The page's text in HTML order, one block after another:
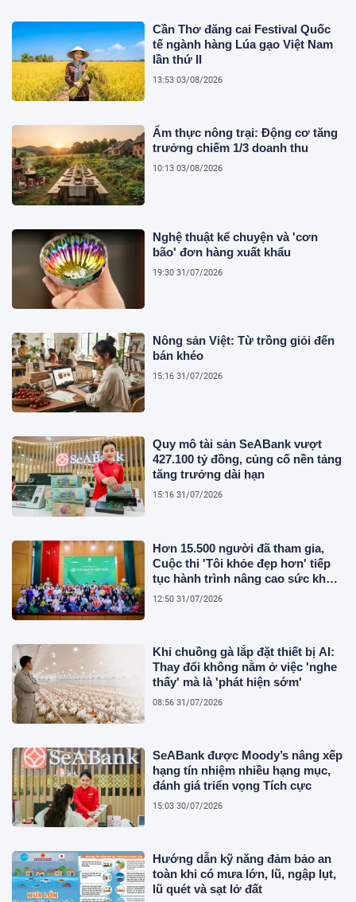
Cần Thơ đăng cai Festival Quốc
tế ngành hàng Lúa gạo Việt Nam
lần thứ II
13:53 03/08/2026
Ẩm thực nông trại: Động cơ tăng
trưởng chiếm 1/3 doanh thu
10:13 03/08/2026
Nghệ thuật kể chuyện và 'cơn
bão' đơn hàng xuất khẩu
19:30 31/07/2026
Nông sản Việt: Từ trồng giỏi đến
bán khéo
15:16 31/07/2026
Quy mô tài sản SeABank vượt
427.100 tỷ đồng, củng cố nền tảng
tăng trưởng dài hạn
15:16 31/07/2026
Hơn 15.500 người đã tham gia,
Cuộc thi 'Tôi khỏe đẹp hơn' tiếp
tục hành trình nâng cao sức khỏe
người Việt
12:50 31/07/2026
Khi chuồng gà lắp đặt thiết bị AI:
Thay đổi không nằm ở việc 'nghe
thấy' mà là 'phát hiện sớm'
08:56 31/07/2026
SeABank được Moody’s nâng xếp
hạng tín nhiệm nhiều hạng mục,
đánh giá triển vọng Tích cực
15:03 30/07/2026
Hướng dẫn kỹ năng đảm bảo an
toàn khi có mưa lớn, lũ, ngập lụt,
lũ quét và sạt lở đất